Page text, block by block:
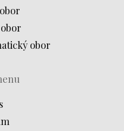
obor